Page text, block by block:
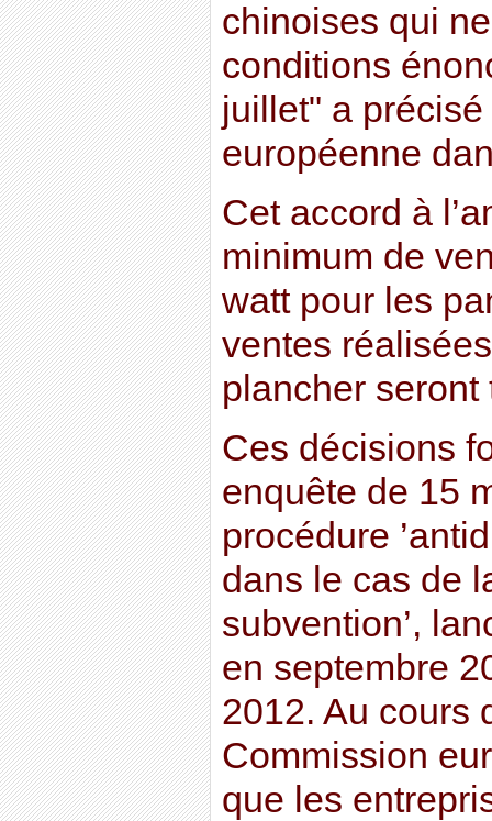
chinoises qui
conditions
juillet" a
européenne
Cet accord à
minimum de
watt pour les
ventes
plancher
Ces décisions
enquête de 15
procédure
dans le cas de
subvention’,
en septembre
2012. Au cours
Commission
que les